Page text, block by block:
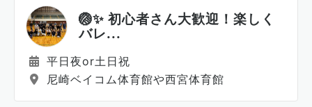
🏐✨ 初心者さん大歓迎！楽しく
バレ...
平日夜or土日祝
尼崎ベイコム体育館や西宮体育館